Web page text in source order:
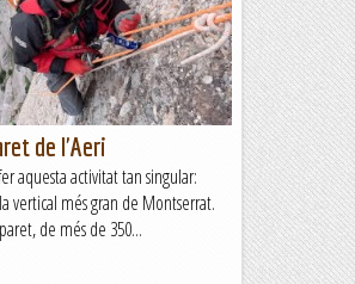
de l'Aeri
aquesta activitat tan singular:
vertical més gran de Montserrat.
de més de 350...